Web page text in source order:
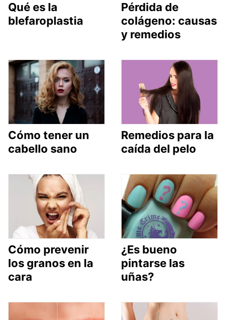
Qué es la
blefaroplastia
Pérdida de
colágeno: causas
y remedios
Cómo tener un
cabello sano
Remedios para la
caída del pelo
Cómo prevenir
los granos en la
cara
¿Es bueno
pintarse las
uñas?